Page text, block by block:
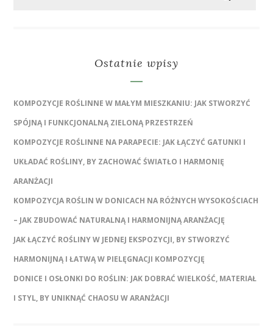
Ostatnie wpisy
KOMPOZYCJE ROŚLINNE W MAŁYM MIESZKANIU: JAK STWORZYĆ
SPÓJNĄ I FUNKCJONALNĄ ZIELONĄ PRZESTRZEŃ
KOMPOZYCJE ROŚLINNE NA PARAPECIE: JAK ŁĄCZYĆ GATUNKI I
UKŁADAĆ ROŚLINY, BY ZACHOWAĆ ŚWIATŁO I HARMONIĘ
ARANŻACJI
KOMPOZYCJA ROŚLIN W DONICACH NA RÓŻNYCH WYSOKOŚCIACH
– JAK ZBUDOWAĆ NATURALNĄ I HARMONIJNĄ ARANŻACJĘ
JAK ŁĄCZYĆ ROŚLINY W JEDNEJ EKSPOZYCJI, BY STWORZYĆ
HARMONIJNĄ I ŁATWĄ W PIELĘGNACJI KOMPOZYCJĘ
DONICE I OSŁONKI DO ROŚLIN: JAK DOBRAĆ WIELKOŚĆ, MATERIAŁ
I STYL, BY UNIKNĄĆ CHAOSU W ARANŻACJI